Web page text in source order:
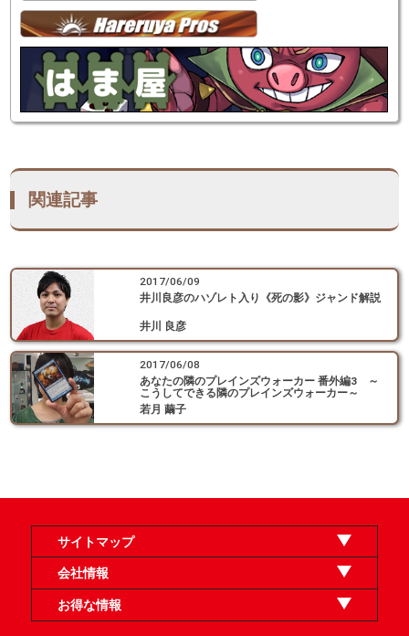
関連記事
2017/06/09
井川良彦のハゾレト入り《死の影》ジャンド解説
井川 良彦
2017/06/08
あなたの隣のプレインズウォーカー 番外編3 ～
こうしてできる隣のプレインズウォーカー～
若月 繭子
サイトマップ
オンラインショップ
買取
記事
選手一覧
デッキ検索
デッキ構築
イベント・大会
店舗のご案内
お問い合わせ
ヘルプ
FAQ
会社情報
利用規約
スタッフ募集
特定商取引法表示
個人情報保護方針
企業情報
お得な情報